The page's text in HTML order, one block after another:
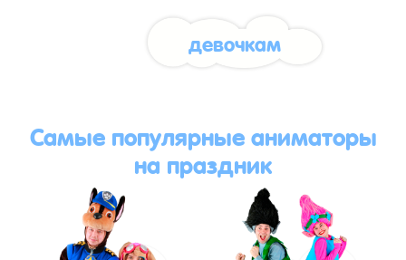
девочкам
Самые популярные аниматоры
на праздник